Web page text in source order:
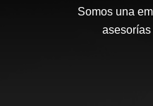
Somos una
asesorías